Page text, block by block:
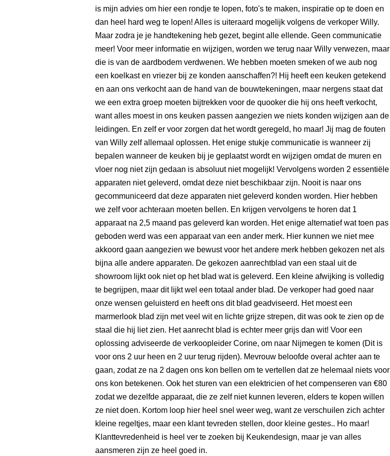
is mijn advies om hier een rondje te lopen, foto's te maken, inspiratie op te doen en
dan heel hard weg te lopen! Alles is uiteraard mogelijk volgens de verkoper Willy.
Maar zodra je je handtekening heb gezet, begint alle ellende. Geen communicatie
meer! Voor meer informatie en wijzigen, worden we terug naar Willy verwezen, maar
die is van de aardbodem verdwenen. We hebben moeten smeken of we aub nog
een koelkast en vriezer bij ze konden aanschaffen?! Hij heeft een keuken getekend
en aan ons verkocht aan de hand van de bouwtekeningen, maar nergens staat dat
we een extra groep moeten bijtrekken voor de quooker die hij ons heeft verkocht,
want alles moest in ons keuken passen aangezien we niets konden wijzigen aan de
leidingen. En zelf er voor zorgen dat het wordt geregeld, ho maar! Jij mag de fouten
van Willy zelf allemaal oplossen. Het enige stukje communicatie is wanneer zij
bepalen wanneer de keuken bij je geplaatst wordt en wijzigen omdat de muren en
vloer nog niet zijn gedaan is absoluut niet mogelijk! Vervolgens worden 2 essentiële
apparaten niet geleverd, omdat deze niet beschikbaar zijn. Nooit is naar ons
gecommuniceerd dat deze apparaten niet geleverd konden worden. Hier hebben
we zelf voor achteraan moeten bellen. En krijgen vervolgens te horen dat 1
apparaat na 2,5 maand pas geleverd kan worden. Het enige alternatief wat toen pas
geboden werd was een apparaat van een ander merk. Hier kunnen we niet mee
akkoord gaan aangezien we bewust voor het andere merk hebben gekozen net als
bijna alle andere apparaten. De gekozen aanrechtblad van een staal uit de
showroom lijkt ook niet op het blad wat is geleverd. Een kleine afwijking is volledig
te begrijpen, maar dit lijkt wel een totaal ander blad. De verkoper had goed naar
onze wensen geluisterd en heeft ons dit blad geadviseerd. Het moest een
marmerlook blad zijn met veel wit en lichte grijze strepen, dit was ook te zien op de
staal die hij liet zien. Het aanrecht blad is echter meer grijs dan wit! Voor een
oplossing adviseerde de verkoopleider Corine, om naar Nijmegen te komen (Dit is
voor ons 2 uur heen en 2 uur terug rijden). Mevrouw beloofde overal achter aan te
gaan, zodat ze na 2 dagen ons kon bellen om te vertellen dat ze helemaal niets voor
ons kon betekenen. Ook het sturen van een elektricien of het compenseren van €80
zodat we dezelfde apparaat, die ze zelf niet kunnen leveren, elders te kopen willen
ze niet doen. Kortom loop hier heel snel weer weg, want ze verschuilen zich achter
kleine regeltjes, maar een klant tevreden stellen, door kleine gestes.. Ho maar!
Klanttevredenheid is heel ver te zoeken bij Keukendesign, maar je van alles
aansmeren zijn ze heel goed in.